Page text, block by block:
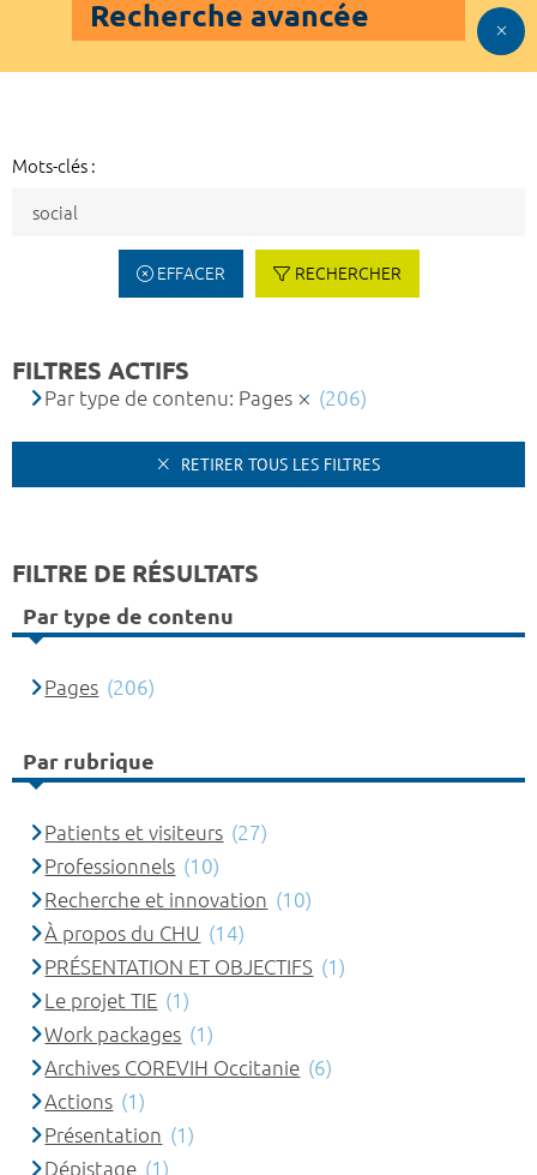
Recherche avancée
Mots-clés :
EFFACER RECHERCHER
FILTRES ACTIFS
Par type de contenu: Pages (206)
RETIRER TOUS LES FILTRES
FILTRE DE RÉSULTATS
Par type de contenu
Pages (206)
Par rubrique
Patients et visiteurs (27)
Professionnels (10)
Recherche et innovation (10)
À propos du CHU (14)
PRÉSENTATION ET OBJECTIFS (1)
Le projet TIE (1)
Work packages (1)
Archives COREVIH Occitanie (6)
Actions (1)
Présentation (1)
Dépistage (1)